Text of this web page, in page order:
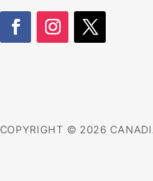
COPYRIGHT © 2026